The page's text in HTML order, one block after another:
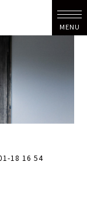
MENU
18 16 54